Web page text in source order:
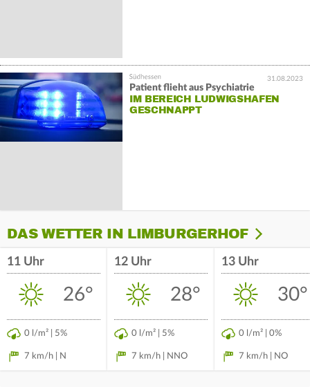
31.08.2023
Patient flieht aus Psychiatrie
IM BEREICH LUDWIGSHAFEN
GESCHNAPPT
DAS WETTER IN LIMBURGERHOF
11 Uhr
26°
0 l/m² | 5%
7 km/h | N
12 Uhr
28°
0 l/m² | 5%
7 km/h | NNO
13 Uhr
30°
0 l/m² | 0%
7 km/h | NO